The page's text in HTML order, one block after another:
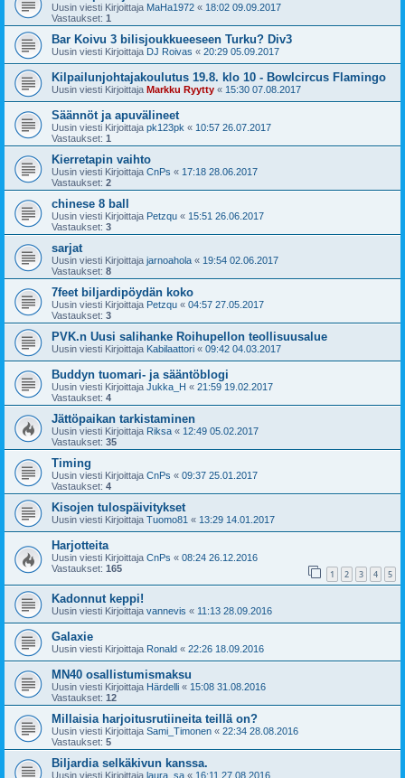
Uusin viesti Kirjoittaja MaHa1972 « 18:02 09.09.2017
Vastaukset: 1
Bar Koivu 3 bilisjoukkueeseen Turku? Div3
Uusin viesti Kirjoittaja DJ Roivas « 20:29 05.09.2017
Kilpailunjohtajakoulutus 19.8. klo 10 - Bowlcircus Flamingo
Uusin viesti Kirjoittaja Markku Ryytty « 15:30 07.08.2017
Säännöt ja apuvälineet
Uusin viesti Kirjoittaja pk123pk « 10:57 26.07.2017
Vastaukset: 1
Kierretapin vaihto
Uusin viesti Kirjoittaja CnPs « 17:18 28.06.2017
Vastaukset: 2
chinese 8 ball
Uusin viesti Kirjoittaja Petzqu « 15:51 26.06.2017
Vastaukset: 3
sarjat
Uusin viesti Kirjoittaja jarnoahola « 19:54 02.06.2017
Vastaukset: 8
7feet biljardipöydän koko
Uusin viesti Kirjoittaja Petzqu « 04:57 27.05.2017
Vastaukset: 3
PVK.n Uusi salihanke Roihupellon teollisuusalue
Uusin viesti Kirjoittaja Kabilaattori « 09:42 04.03.2017
Buddyn tuomari- ja sääntöblogi
Uusin viesti Kirjoittaja Jukka_H « 21:59 19.02.2017
Vastaukset: 4
Jättöpaikan tarkistaminen
Uusin viesti Kirjoittaja Riksa « 12:49 05.02.2017
Vastaukset: 35
Timing
Uusin viesti Kirjoittaja CnPs « 09:37 25.01.2017
Vastaukset: 4
Kisojen tulospäivitykset
Uusin viesti Kirjoittaja Tuomo81 « 13:29 14.01.2017
Harjotteita
Uusin viesti Kirjoittaja CnPs « 08:24 26.12.2016
Vastaukset: 165 1 2 3 4 5
Kadonnut keppi!
Uusin viesti Kirjoittaja vannevis « 11:13 28.09.2016
Galaxie
Uusin viesti Kirjoittaja Ronald « 22:26 18.09.2016
MN40 osallistumismaksu
Uusin viesti Kirjoittaja Härdelli « 15:08 31.08.2016
Vastaukset: 12
Millaisia harjoitusrutiineita teillä on?
Uusin viesti Kirjoittaja Sami_Timonen « 22:34 28.08.2016
Vastaukset: 5
Biljardia selkäkivun kanssa.
Uusin viesti Kirjoittaja laura_sa « 16:11 27.08.2016